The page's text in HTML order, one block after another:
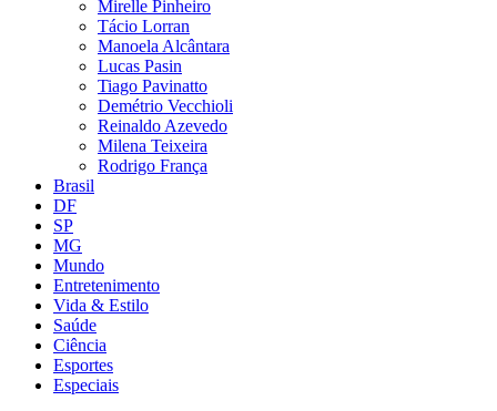
Mirelle Pinheiro
Tácio Lorran
Manoela Alcântara
Lucas Pasin
Tiago Pavinatto
Demétrio Vecchioli
Reinaldo Azevedo
Milena Teixeira
Rodrigo França
Brasil
DF
SP
MG
Mundo
Entretenimento
Vida & Estilo
Saúde
Ciência
Esportes
Especiais